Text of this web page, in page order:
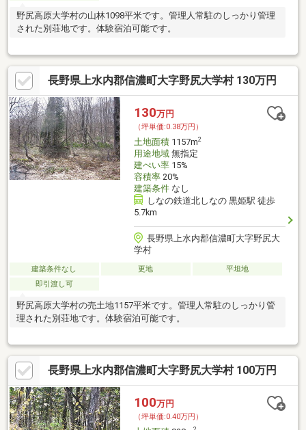
野尻高原大学村の山林1098平米です。管理人常駐のしっかり管理
された別荘地です。体験宿泊可能です。
長野県上水内郡信濃町大字野尻大学村 130万円
130万円
（坪単価:0.38万円）
土地面積1157m2
用途地域無指定
建ぺい率15%
容積率20%
建築条件なし
しなの鉄道北しなの 黒姫駅 徒歩
5.7km
長野県上水内郡信濃町大字野尻大
学村
建築条件なし 更地
平坦地
即引渡し可
野尻高原大学村の売土地1157平米です。管理人常駐のしっかり管
理された別荘地です。体験宿泊可能です。
長野県上水内郡信濃町大字野尻大学村 100万円
100万円
（坪単価:0.40万円）